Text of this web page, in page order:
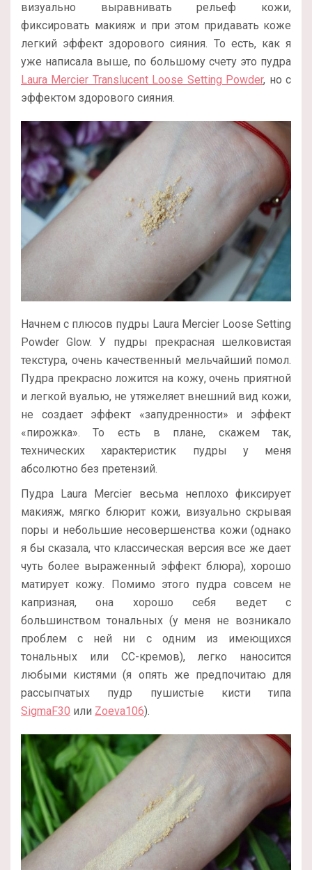
визуально выравнивать рельеф кожи,
фиксировать макияж и при этом придавать коже
легкий эффект здорового сияния. То есть, как я
уже написала выше, по большому счету это пудра
Laura Mercier Translucent Loose Setting Powder, но с
эффектом здорового сияния.
Начнем с плюсов пудры Laura Mercier Loose Setting
Powder Glow. У пудры прекрасная шелковистая
текстура, очень качественный мельчайший помол.
Пудра прекрасно ложится на кожу, очень приятной
и легкой вуалью, не утяжеляет внешний вид кожи,
не создает эффект «запудренности» и эффект
«пирожка». То есть в плане, скажем так,
технических характеристик пудры у меня
абсолютно без претензий.
Пудра Laura Mercier весьма неплохо фиксирует
макияж, мягко блюрит кожи, визуально скрывая
поры и небольшие несовершенства кожи (однако
я бы сказала, что классическая версия все же дает
чуть более выраженный эффект блюра), хорошо
матирует кожу. Помимо этого пудра совсем не
капризная, она хорошо себя ведет с
большинством тональных (у меня не возникало
проблем с ней ни с одним из имеющихся
тональных или CC-кремов), легко наносится
любыми кистями (я опять же предпочитаю для
рассыпчатых пудр пушистые кисти типа
SigmaF30 или Zoeva106).